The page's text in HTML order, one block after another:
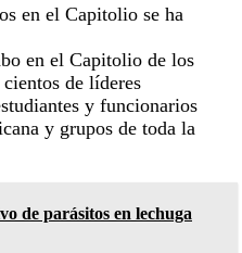
en el Capitolio se ha
en el Capitolio de los
de líderes
y funcionarios
y grupos de toda la
de parásitos en lechuga